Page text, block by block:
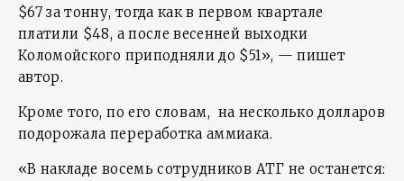
$67 за тонну, тогда как в первом квартале
платили $48, а после весенней выходки
Коломойского приподняли до $51», — пишет
автор.
Кроме того, по его словам, на несколько долларов
подорожала переработка аммиака.
«В накладе восемь сотрудников АТГ не останется: